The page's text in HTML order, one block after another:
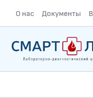
О нас Документы